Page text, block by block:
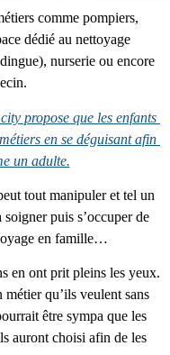
comme pompiers,
dédié au nettoyage
nurserie ou encore
propose que les enfants
en se déguisant afin
un adulte.
tout manipuler et tel un
puis s’occuper de
en famille…
en ont prit pleins les yeux.
métier qu’ils veulent sans
être sympa que les
auront choisi afin de les